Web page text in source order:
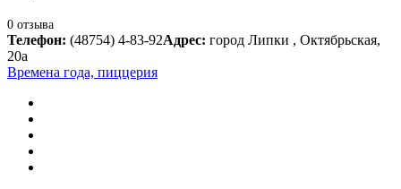
0 отзыва
Телефон: (48754) 4-83-92Адрес: город Липки , Октябрьская,
20а
Времена года, пиццерия